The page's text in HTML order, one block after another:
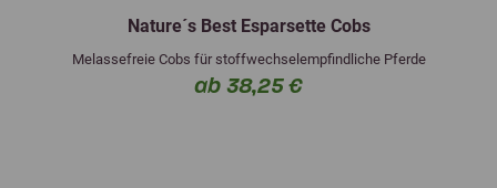
Nature´s Best Esparsette Cobs
Melassefreie Cobs für stoffwechselempfindliche Pferde
ab 38,25 €